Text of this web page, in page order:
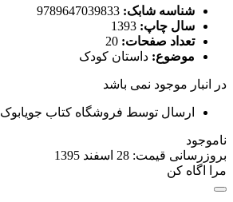
شناسه شابک:
سال چاپ:
تعداد صفحات:
موضوع: داستان کودک
در انبار موجود نمی باشد
ارسال توسط فروشگاه کتاب جویابوک
ناموجود
بروزرسانی قیمت: 28 اسفند 1395
مرا اگاه کن